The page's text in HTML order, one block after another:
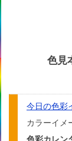
色見
今日の色彩
カラーイメ